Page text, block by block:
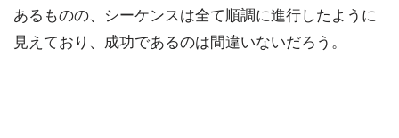
あるものの、シーケンスは全て順調に進行したように
見えており、成功であるのは間違いないだろう。